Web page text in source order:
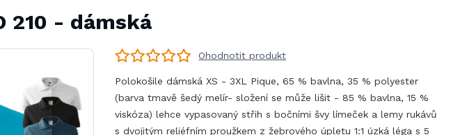
210 - dámská
Ohodnotit produkt
Polokošile dámská XS - 3XL Pique, 65 % bavlna, 35 % polyester
(barva tmavě šedý melír- složení se může lišit - 85 % bavlna, 15 %
viskóza) lehce vypasovaný střih s bočními švy límeček a lemy rukávů
s dvojitým reliéfním proužkem z žebrového úpletu 1:1 úzká léga s 5